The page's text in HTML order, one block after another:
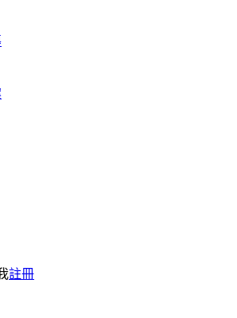
註冊